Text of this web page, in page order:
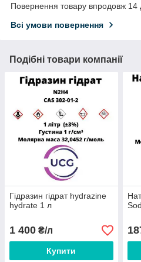
Повернення товару впродовж 14
Всі умови повернення
Подібні товари компанії
Гідразин гідрат hydrazine
hydrate 1 л
1 400 ₴/л
Купити